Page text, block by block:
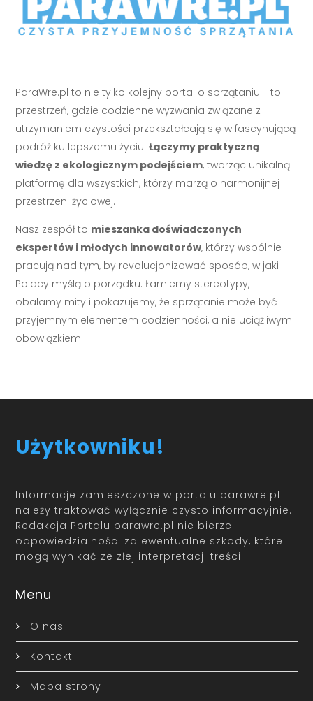
ParaWre.pl to nie tylko kolejny portal o sprzątaniu - to
przestrzeń, gdzie codzienne wyzwania związane z
utrzymaniem czystości przekształcają się w fascynującą
podróż ku lepszemu życiu.Łączymy praktyczną
wiedzę z ekologicznym podejściem, tworząc unikalną
platformę dla wszystkich, którzy marzą o harmonijnej
przestrzeni życiowej.
Nasz zespół to mieszanka doświadczonych
ekspertów i młodych innowatorów, którzy wspólnie
pracują nad tym, by revolucjonizować sposób, w jaki
Polacy myślą o porządku. Łamiemy stereotypy,
obalamy mity i pokazujemy, że sprzątanie może być
przyjemnym elementem codzienności, a nie uciążliwym
obowiązkiem.
Użytkowniku!
Informacje zamieszczone w portalu parawre.pl
należy traktować wyłącznie czysto informacyjnie.
Redakcja Portalu parawre.pl nie bierze
odpowiedzialności za ewentualne szkody, które
mogą wynikać ze złej interpretacji treści.
Menu
O nas
Kontakt
Mapa strony